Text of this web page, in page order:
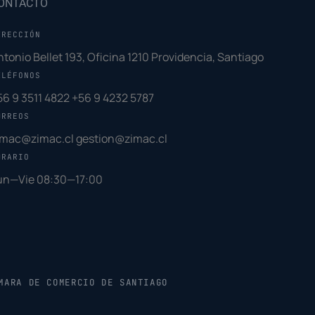
Bellet 193, Oficina 1210 Providencia, Santiago
9 3511 4822 +56 9 4232 5787
gestion@zimac.cl
08:30—17:00
DE COMERCIO DE SANTIAGO